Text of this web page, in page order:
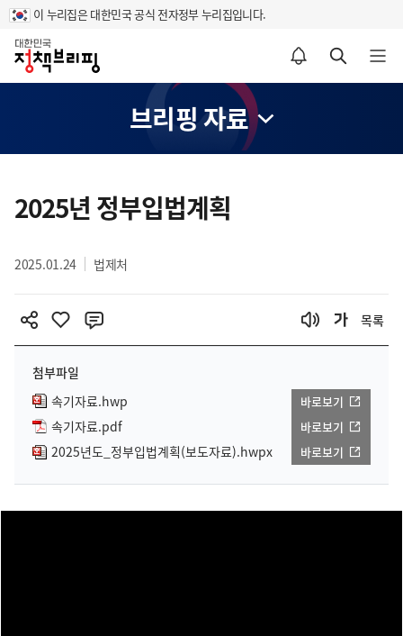
이 누리집은 대한민국 공식 전자정부 누리집입니다.
홈
알림설정 바로가기 검색 바로가기 메뉴 열기
브리핑 자료
텐
츠
역
2025년 정부입법계획
2025.01.24 법제처
목록
첨부파일
속기자료.hwp
바로보기
속기자료.pdf 바로보기
2025년도_정부입법계획(보도자료).hwpx 바로보기